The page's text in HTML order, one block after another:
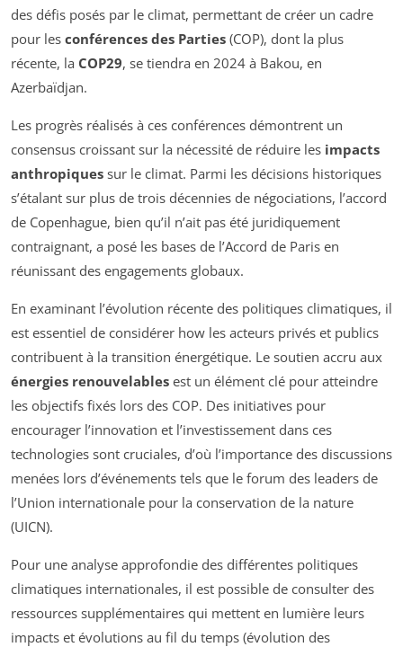
des défis posés par le climat, permettant de créer un cadre
pour les conférences des Parties (COP), dont la plus
récente, la COP29, se tiendra en 2024 à Bakou, en
Azerbaïdjan.
Les progrès réalisés à ces conférences démontrent un
consensus croissant sur la nécessité de réduire les impacts
anthropiques sur le climat. Parmi les décisions historiques
s’étalant sur plus de trois décennies de négociations, l’accord
de Copenhague, bien qu’il n’ait pas été juridiquement
contraignant, a posé les bases de l’Accord de Paris en
réunissant des engagements globaux.
En examinant l’évolution récente des politiques climatiques, il
est essentiel de considérer how les acteurs privés et publics
contribuent à la transition énergétique. Le soutien accru aux
énergies renouvelables est un élément clé pour atteindre
les objectifs fixés lors des COP. Des initiatives pour
encourager l’innovation et l’investissement dans ces
technologies sont cruciales, d’où l’importance des discussions
menées lors d’événements tels que le forum des leaders de
l’Union internationale pour la conservation de la nature
(UICN).
Pour une analyse approfondie des différentes politiques
climatiques internationales, il est possible de consulter des
ressources supplémentaires qui mettent en lumière leurs
impacts et évolutions au fil du temps (évolution des